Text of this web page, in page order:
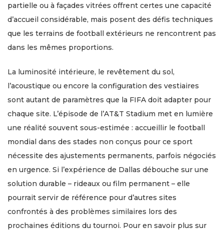
partielle ou à façades vitrées offrent certes une capacité
d’accueil considérable, mais posent des défis techniques
que les terrains de football extérieurs ne rencontrent pas
dans les mêmes proportions.
La luminosité intérieure, le revêtement du sol,
l’acoustique ou encore la configuration des vestiaires
sont autant de paramètres que la FIFA doit adapter pour
chaque site. L’épisode de l’AT&T Stadium met en lumière
une réalité souvent sous-estimée : accueillir le football
mondial dans des stades non conçus pour ce sport
nécessite des ajustements permanents, parfois négociés
en urgence. Si l’expérience de Dallas débouche sur une
solution durable – rideaux ou film permanent – elle
pourrait servir de référence pour d’autres sites
confrontés à des problèmes similaires lors des
prochaines éditions du tournoi. Pour en savoir plus sur